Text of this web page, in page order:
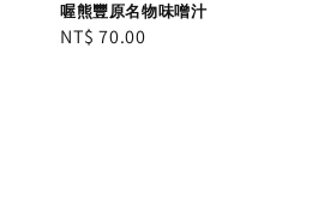
喔熊豐原名物味噌汁
Regular
NT$ 70.00